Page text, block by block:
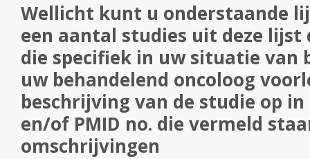
Wellicht kunt u onderstaande
een aantal studies uit deze lijst
die specifiek in uw situatie van
uw behandelend oncoloog
beschrijving van de studie op in
en/of PMID no. die vermeld
omschrijvingen